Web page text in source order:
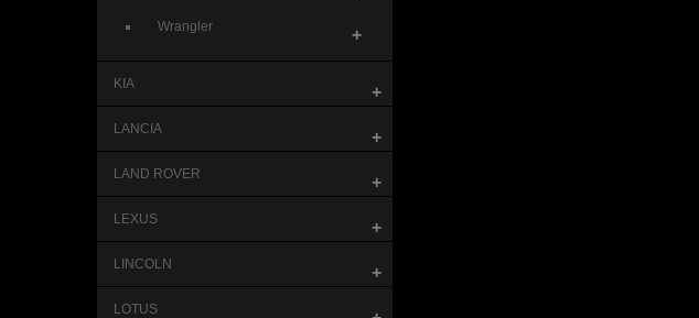
Wrangler +
KIA +
LANCIA +
LAND ROVER +
LEXUS +
LINCOLN +
LOTUS